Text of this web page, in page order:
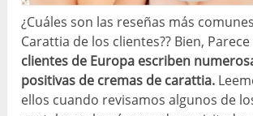
¿Cuáles son las reseñas más
Carattia de los clientes?? Bien,
clientes de Europa escriben
positivas de cremas de carattia.
ellos cuando revisamos algunos de